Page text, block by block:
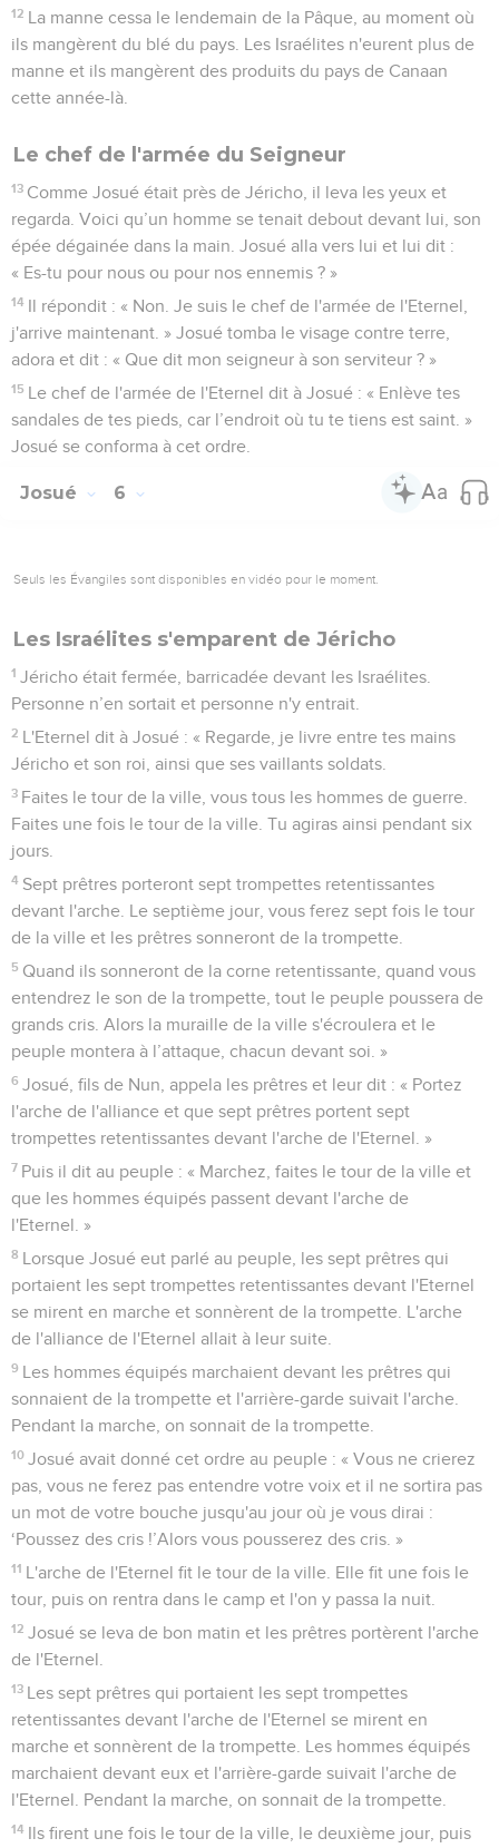
12 La manne cessa le lendemain de la Pâque, au moment où
ils mangèrent du blé du pays. Les Israélites n'eurent plus de
manne et ils mangèrent des produits du pays de Canaan
cette année-là.
Le chef de l'armée du Seigneur
13 Comme Josué était près de Jéricho, il leva les yeux et
regarda. Voici qu’un homme se tenait debout devant lui, son
épée dégainée dans la main. Josué alla vers lui et lui dit :
« Es-tu pour nous ou pour nos ennemis ? »
14 Il répondit : « Non. Je suis le chef de l'armée de l'Eternel,
j'arrive maintenant. » Josué tomba le visage contre terre,
adora et dit : « Que dit mon seigneur à son serviteur ? »
15 Le chef de l'armée de l'Eternel dit à Josué : « Enlève tes
sandales de tes pieds, car l’endroit où tu te tiens est saint. »
Josué se conforma à cet ordre.
Josué 6
Seuls les Évangiles sont disponibles en vidéo pour le moment.
Les Israélites s'emparent de Jéricho
1 Jéricho était fermée, barricadée devant les Israélites.
Personne n’en sortait et personne n'y entrait.
2 L'Eternel dit à Josué : « Regarde, je livre entre tes mains
Jéricho et son roi, ainsi que ses vaillants soldats.
3 Faites le tour de la ville, vous tous les hommes de guerre.
Faites une fois le tour de la ville. Tu agiras ainsi pendant six
jours.
4 Sept prêtres porteront sept trompettes retentissantes
devant l'arche. Le septième jour, vous ferez sept fois le tour
de la ville et les prêtres sonneront de la trompette.
5 Quand ils sonneront de la corne retentissante, quand vous
entendrez le son de la trompette, tout le peuple poussera de
grands cris. Alors la muraille de la ville s'écroulera et le
peuple montera à l’attaque, chacun devant soi. »
6 Josué, fils de Nun, appela les prêtres et leur dit : « Portez
l'arche de l'alliance et que sept prêtres portent sept
trompettes retentissantes devant l'arche de l'Eternel. »
7 Puis il dit au peuple : « Marchez, faites le tour de la ville et
que les hommes équipés passent devant l'arche de
l'Eternel. »
8 Lorsque Josué eut parlé au peuple, les sept prêtres qui
portaient les sept trompettes retentissantes devant l'Eternel
se mirent en marche et sonnèrent de la trompette. L'arche
de l'alliance de l'Eternel allait à leur suite.
9 Les hommes équipés marchaient devant les prêtres qui
sonnaient de la trompette et l'arrière-garde suivait l'arche.
Pendant la marche, on sonnait de la trompette.
10 Josué avait donné cet ordre au peuple : « Vous ne crierez
pas, vous ne ferez pas entendre votre voix et il ne sortira pas
un mot de votre bouche jusqu'au jour où je vous dirai :
‘Poussez des cris !’Alors vous pousserez des cris. »
11 L'arche de l'Eternel fit le tour de la ville. Elle fit une fois le
tour, puis on rentra dans le camp et l'on y passa la nuit.
12 Josué se leva de bon matin et les prêtres portèrent l'arche
de l'Eternel.
13 Les sept prêtres qui portaient les sept trompettes
retentissantes devant l'arche de l'Eternel se mirent en
marche et sonnèrent de la trompette. Les hommes équipés
marchaient devant eux et l'arrière-garde suivait l'arche de
l'Eternel. Pendant la marche, on sonnait de la trompette.
14 Ils firent une fois le tour de la ville, le deuxième jour, puis